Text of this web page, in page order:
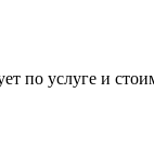
по услуге и